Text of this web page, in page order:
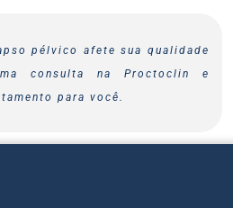
pélvico afete sua qualidade
consulta na Proctoclin e
para você.